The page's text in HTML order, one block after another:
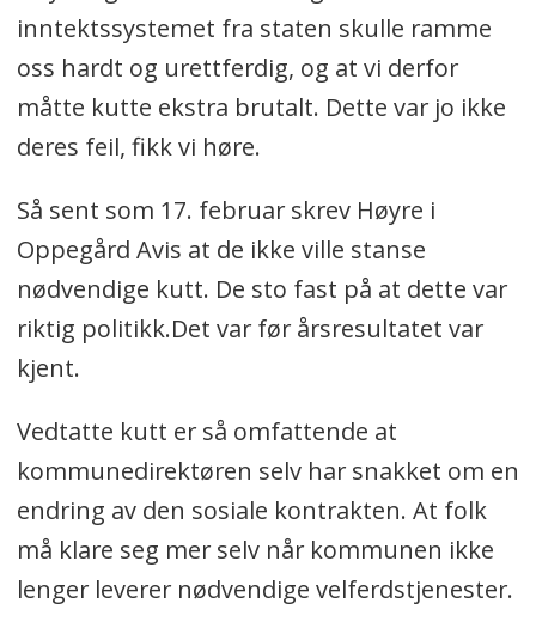
inntektssystemet fra staten skulle ramme
oss hardt og urettferdig, og at vi derfor
måtte kutte ekstra brutalt. Dette var jo ikke
deres feil, fikk vi høre.
Så sent som 17. februar skrev Høyre i
Oppegård Avis at de ikke ville stanse
nødvendige kutt. De sto fast på at dette var
riktig politikk.Det var før årsresultatet var
kjent.
Vedtatte kutt er så omfattende at
kommunedirektøren selv har snakket om en
endring av den sosiale kontrakten. At folk
må klare seg mer selv når kommunen ikke
lenger leverer nødvendige velferdstjenester.